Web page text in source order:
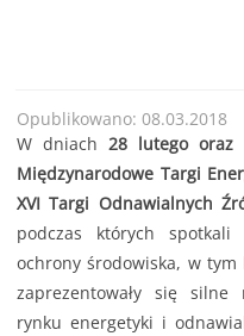
Opublikowano: 08.03.2018
W dniach 28 lutego oraz
Międzynarodowe Targi
XVI Targi Odnawialnych
podczas których
ochrony środowiska, w
zaprezentowały się
rynku energetyki i